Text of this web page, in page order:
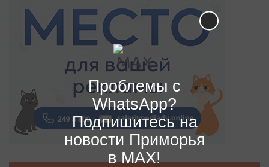
Проблемы с
WhatsApp?
Подпишитесь на
новости Приморья
в MAX!